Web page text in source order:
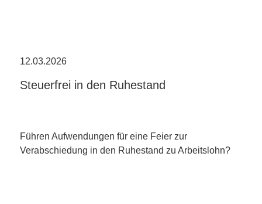
12.03.2026
Steuerfrei in den Ruhestand
Führen Aufwendungen für eine Feier zur
Verabschiedung in den Ruhestand zu Arbeitslohn?